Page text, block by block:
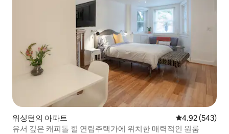
워싱턴의 아파트 평점 4.92점(5
4.92 (543)
유서 깊은 캐피톨 힐 연립주택가에 위치한 매력적인 원룸